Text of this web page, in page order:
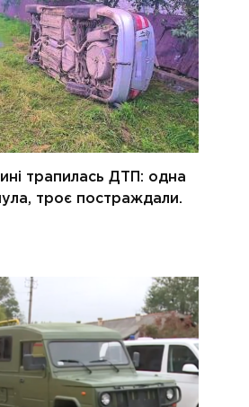
трапилась ДТП: одна
троє постраждали.